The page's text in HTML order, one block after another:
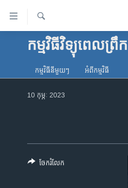
ទៅ​
គេហទំព័រ​
ទាក់ទង
និង​អាមេរិក
ទូរទស្សន៍ / វីដេអូ​
រក
កម្មវិធីវិទ្យុពេលព្រឹក
កម្មវិធី​នីមួយៗ អំពី​កម្មវិធី​
10 កុម្ភៈ 2023
ចែករំលែក